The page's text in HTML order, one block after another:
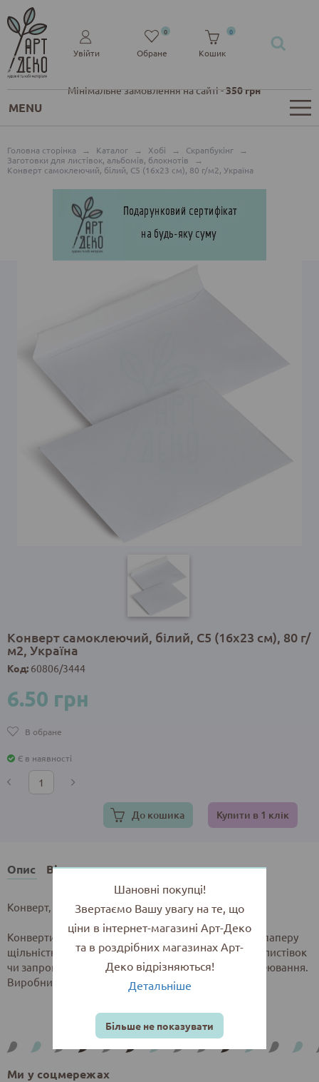
Мінімальне замовлення на сайті -350 грн
Увійти Обране
0
Кошик
0
MENU
Головна сторінка → Каталог → Хобі → Скрапбукінг
→
Заготовки для листівок, альбомів, блокнотів
→
Конверт самоклеючий, білий, С5 (16х23 см), 80 г/м2, Україна
Конверт самоклеючий, білий, С5 (16х23 см), 80 г/
м2, Україна
Код: 60806/3444
6.50 грн
В обране
Є в наявності
До кошика Купити в 1 клік
Опис Відгуки
Конверт, білий 16х23 см, 75 г/м2
Конверти розміром 16х23 см. виготовлені з білого паперу
щільністю 75 г/м2, та добре підходять для грошей, листівок
чи запрошень. Конверт має липку смужку для заклеювання.
Виробник: Україна
Ми у соцмережах
Шановні покупці!
Звертаємо Вашу увагу на те, що
ціни в інтернет-магазині Арт-Деко
та в роздрібних магазинах Арт-
Деко відрізняються!
Детальніше
Більше не показувати